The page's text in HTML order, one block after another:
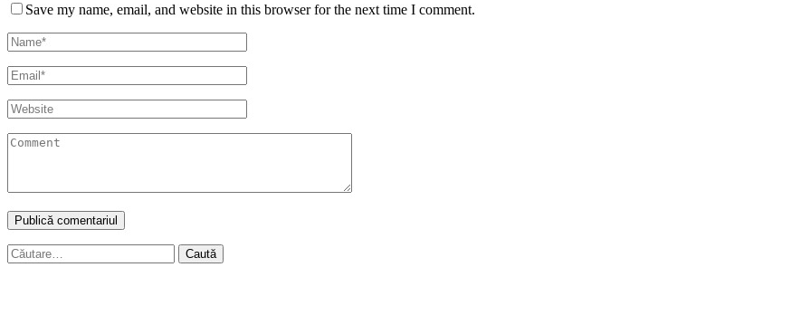
Save my name, email, and website in this browser for the next time I comment.
Caută
după: